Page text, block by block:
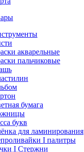
акварельные
пальчиковые
бумага
букв
для ламинирования
I палитры
I Стержни